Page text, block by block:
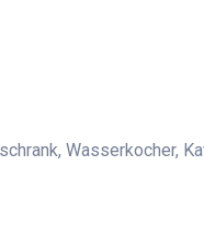
Wasserkocher,